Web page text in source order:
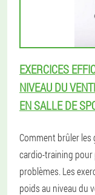
EXERCICES
NIVEAU DU
EN SALLE DE
Comment brûler les
cardio-training pour
problèmes. Les
poids au niveau du